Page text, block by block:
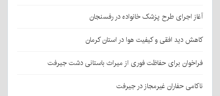
آغاز اجرای طرح پزشک خانواده در رفسنجان
کاهش دید افقی و کیفیت هوا در استان کرمان
فراخوان برای حفاظت فوری از میراث باستانی دشت جیرفت
ناکامی حفاران غیرمجاز در جیرفت